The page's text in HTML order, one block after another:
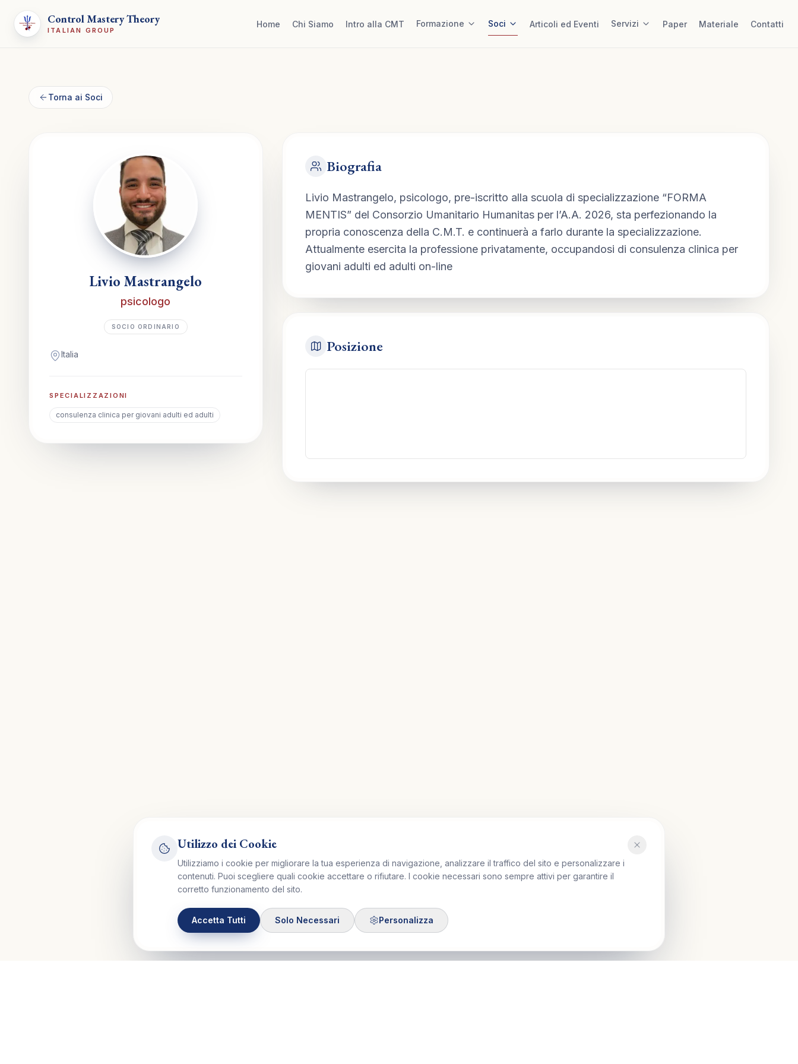
Control Mastery Theory
ITALIAN GROUP
Home Chi Siamo Intro alla CMT Formazione Soci Articoli ed Eventi Servizi Paper Materiale Contatti
Torna ai Soci
Livio Mastrangelo
psicologo
SOCIO ORDINARIO
Italia
SPECIALIZZAZIONI
consulenza clinica per giovani adulti ed adulti
Biografia
Livio Mastrangelo, psicologo, pre-iscritto alla scuola di specializzazione “FORMA
MENTIS” del Consorzio Umanitario Humanitas per l’A.A. 2026, sta perfezionando la
propria conoscenza della C.M.T. e continuerà a farlo durante la specializzazione.
Attualmente esercita la professione privatamente, occupandosi di consulenza clinica per
giovani adulti ed adulti on-line
Posizione
Utilizzo dei Cookie
Utilizziamo i cookie per migliorare la tua esperienza di navigazione, analizzare il traffico del sito e personalizzare i
contenuti. Puoi scegliere quali cookie accettare o rifiutare. I cookie necessari sono sempre attivi per garantire il
corretto funzionamento del sito.
Accetta Tutti Solo Necessari Personalizza